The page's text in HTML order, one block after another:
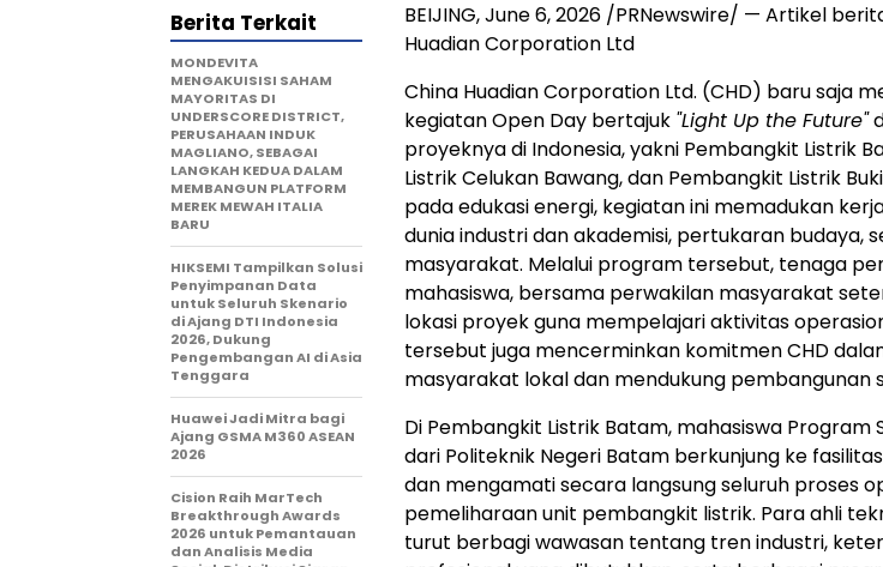
BEIJING, June 6, 2026 /PRNewswire/ — Artikel
Huadian Corporation Ltd
China Huadian Corporation Ltd. (CHD) baru saja
kegiatan Open Day bertajuk "Light Up the Future"
proyeknya di Indonesia, yakni Pembangkit Listrik
Listrik Celukan Bawang, dan Pembangkit Listrik
pada edukasi energi, kegiatan ini memadukan
dunia industri dan akademisi, pertukaran budaya,
masyarakat. Melalui program tersebut, tenaga
mahasiswa, bersama perwakilan masyarakat
lokasi proyek guna mempelajari aktivitas
tersebut juga mencerminkan komitmen CHD
masyarakat lokal dan mendukung pembangunan
Di Pembangkit Listrik Batam, mahasiswa Program
dari Politeknik Negeri Batam berkunjung ke
dan mengamati secara langsung seluruh proses
pemeliharaan unit pembangkit listrik. Para ahli
turut berbagi wawasan tentang tren industri,
Berita Terkait
MONDEVITA
MENGAKUISISI SAHAM
MAYORITAS DI
UNDERSCORE DISTRICT,
PERUSAHAAN INDUK
MAGLIANO, SEBAGAI
LANGKAH KEDUA DALAM
MEMBANGUN PLATFORM
MEREK MEWAH ITALIA
BARU
HIKSEMI Tampilkan Solusi
Penyimpanan Data
untuk Seluruh Skenario
di Ajang DTI Indonesia
2026, Dukung
Pengembangan AI di Asia
Tenggara
Huawei Jadi Mitra bagi
Ajang GSMA M360 ASEAN
2026
Cision Raih MarTech
Breakthrough Awards
2026 untuk Pemantauan
dan Analisis Media